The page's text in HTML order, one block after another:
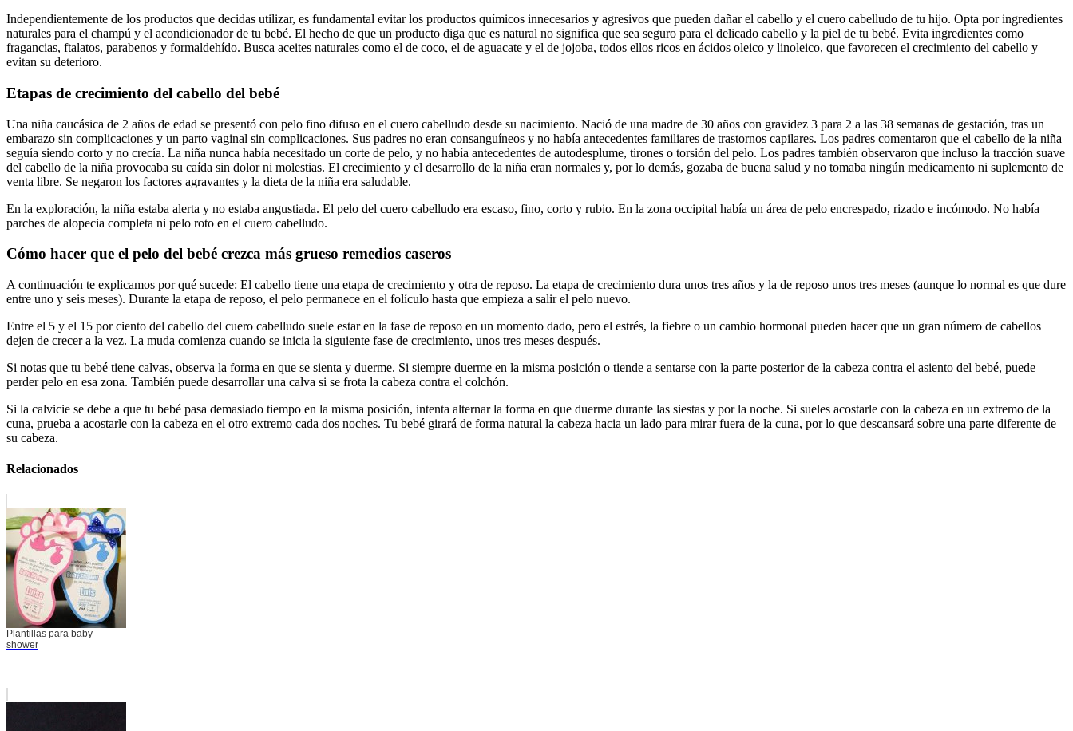
Independientemente de los productos que decidas utilizar, es fundamental evitar los productos químicos innecesarios y agresivos que pueden dañar el cabello y el cuero cabelludo de tu hijo. Opta por ingredientes
naturales para el champú y el acondicionador de tu bebé. El hecho de que un producto diga que es natural no significa que sea seguro para el delicado cabello y la piel de tu bebé. Evita ingredientes como
fragancias, ftalatos, parabenos y formaldehído. Busca aceites naturales como el de coco, el de aguacate y el de jojoba, todos ellos ricos en ácidos oleico y linoleico, que favorecen el crecimiento del cabello y
evitan su deterioro.
Etapas de crecimiento del cabello del bebé
Una niña caucásica de 2 años de edad se presentó con pelo fino difuso en el cuero cabelludo desde su nacimiento. Nació de una madre de 30 años con gravidez 3 para 2 a las 38 semanas de gestación, tras un
embarazo sin complicaciones y un parto vaginal sin complicaciones. Sus padres no eran consanguíneos y no había antecedentes familiares de trastornos capilares. Los padres comentaron que el cabello de la niña
seguía siendo corto y no crecía. La niña nunca había necesitado un corte de pelo, y no había antecedentes de autodesplume, tirones o torsión del pelo. Los padres también observaron que incluso la tracción suave
del cabello de la niña provocaba su caída sin dolor ni molestias. El crecimiento y el desarrollo de la niña eran normales y, por lo demás, gozaba de buena salud y no tomaba ningún medicamento ni suplemento de
venta libre. Se negaron los factores agravantes y la dieta de la niña era saludable.
En la exploración, la niña estaba alerta y no estaba angustiada. El pelo del cuero cabelludo era escaso, fino, corto y rubio. En la zona occipital había un área de pelo encrespado, rizado e incómodo. No había
parches de alopecia completa ni pelo roto en el cuero cabelludo.
Cómo hacer que el pelo del bebé crezca más grueso remedios caseros
A continuación te explicamos por qué sucede: El cabello tiene una etapa de crecimiento y otra de reposo. La etapa de crecimiento dura unos tres años y la de reposo unos tres meses (aunque lo normal es que dure
entre uno y seis meses). Durante la etapa de reposo, el pelo permanece en el folículo hasta que empieza a salir el pelo nuevo.
Entre el 5 y el 15 por ciento del cabello del cuero cabelludo suele estar en la fase de reposo en un momento dado, pero el estrés, la fiebre o un cambio hormonal pueden hacer que un gran número de cabellos
dejen de crecer a la vez. La muda comienza cuando se inicia la siguiente fase de crecimiento, unos tres meses después.
Si notas que tu bebé tiene calvas, observa la forma en que se sienta y duerme. Si siempre duerme en la misma posición o tiende a sentarse con la parte posterior de la cabeza contra el asiento del bebé, puede
perder pelo en esa zona. También puede desarrollar una calva si se frota la cabeza contra el colchón.
Si la calvicie se debe a que tu bebé pasa demasiado tiempo en la misma posición, intenta alternar la forma en que duerme durante las siestas y por la noche. Si sueles acostarle con la cabeza en un extremo de la
cuna, prueba a acostarle con la cabeza en el otro extremo cada dos noches. Tu bebé girará de forma natural la cabeza hacia un lado para mirar fuera de la cuna, por lo que descansará sobre una parte diferente de
su cabeza.
Relacionados
Plantillas para baby
shower